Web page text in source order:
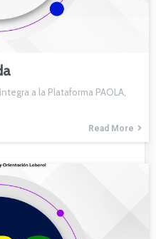
a la Plataforma PAOLA,
Read More